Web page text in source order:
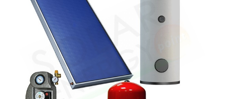
Contatti
My account
Sample Page